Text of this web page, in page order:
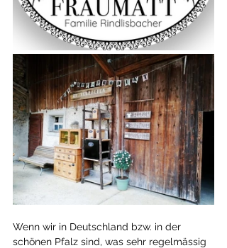
Wenn wir in Deutschland bzw. in der
schönen Pfalz sind, was sehr regelmässig